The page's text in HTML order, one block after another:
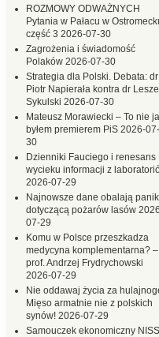
ROZMOWY ODWAŻNYCH
Pytania w Pałacu w
część 3 2026-07-30
Zagrożenia i świadomość
Polaków 2026-07-30
Strategia dla Polski. Debata: dr
Piotr Napierała kontra dr
Sykulski 2026-07-30
Mateusz Morawiecki – To nie ja
byłem premierem PiS 2026-07-
30
Dzienniki Fauciego i renesans
wycieku informacji z
2026-07-29
Najnowsze dane obalają
dotyczącą pożarów lasów
07-29
Komu w Polsce przeszkadza
medycyna komplementarna? –
prof. Andrzej Frydrychowski
2026-07-29
Nie oddawaj życia za
Mięso armatnie nie z polskich
synów! 2026-07-29
Samouczek ekonomiczny